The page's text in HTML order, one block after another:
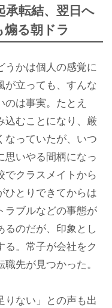
転結、翌日へ
る朝ドラ
かは個人の感覚に
が立っても、すんな
は事実。たとえ
込むことになり、厳
なっていたが、いつ
いやる間柄になっ
でクラスメイトから
ひとりできてからは
ラブルなどの事態が
るのだが、印象とし
。常子が会社をク
先が見つかった。
ない」との声も出